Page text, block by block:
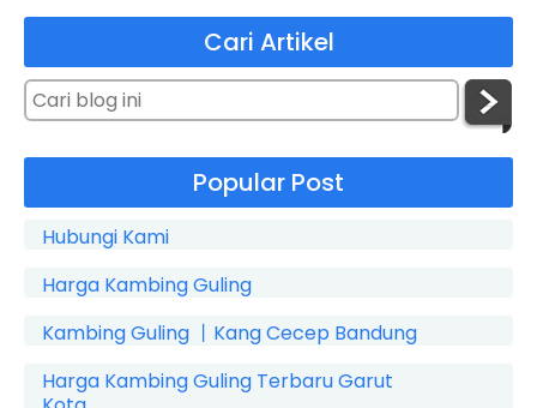
Kambing Guling Kang Cecep
untuk respon nya terimakasih banyak, kami
akan memposting resep resep unik lainnya
ditunggu ya.
Adisti Azka Hanifa
Ada resep juga ya bisa berguna banget nih
Balas
Balasan
Cari Artikel
Popular Post
Hubungi Kami
Harga Kambing Guling
Kambing Guling 丨Kang Cecep Bandung
Harga Kambing Guling Terbaru Garut